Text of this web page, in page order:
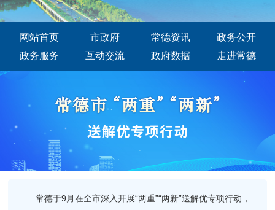
网站首页 市政府 常德资讯
政务公开
政务服务
互动交流 政府数据 走进常德
常德于9月在全市深入开展“两重”“两新”送解优专项行动，